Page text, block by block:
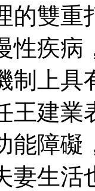
的雙重
性疾病
制上
王建業
能障
妻生